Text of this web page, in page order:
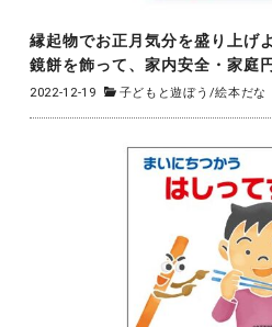
縁起物でお正月気分を盛り上げ
鏡餅を飾って、家内安全・家庭
2022-12-19 子どもと遊ぼう /絵本だな